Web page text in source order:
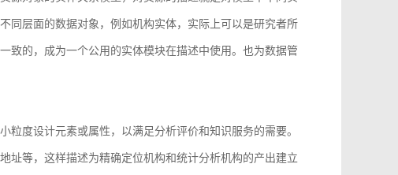
同层面的数据对象，例如机构实体，实际上可以是研究者所
致的，成为一个公用的实体模块在描述中使用。也为数据管
度设计元素或属性，以满足分析评价和知识服务的需要。
址等，这样描述为精确定位机构和统计分析机构的产出建立